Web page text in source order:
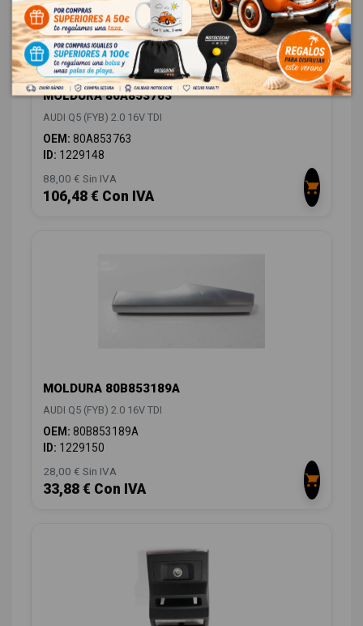
MOLDURA 80A853763
AUDI Q5 (FYB) 2.0 16V TDI
OEM: 80A853763
ID: 1229148
88,00 € Sin IVA
106,48 € Con IVA
MOLDURA 80B853189A
AUDI Q5 (FYB) 2.0 16V TDI
OEM: 80B853189A
ID: 1229150
28,00 € Sin IVA
33,88 € Con IVA